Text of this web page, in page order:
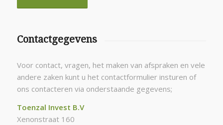
Contactgegevens
Voor contact, vragen, het maken van afspraken en vele
andere zaken kunt u het contactformulier insturen of
ons contacteren via onderstaande gegevens;
Toenzal Invest B.V
Xenonstraat 160